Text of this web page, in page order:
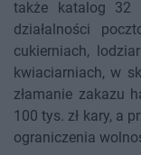
także katalog 32
działalności
cukierniach,
kwiaciarniach, w
złamanie zakazu
100 tys. zł kary, a
ograniczenia